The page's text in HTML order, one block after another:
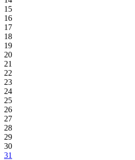
15
16
17
18
19
20
21
22
23
24
25
26
27
28
29
30
31